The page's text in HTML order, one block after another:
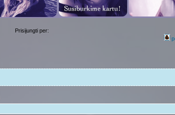
Prisijungti per: